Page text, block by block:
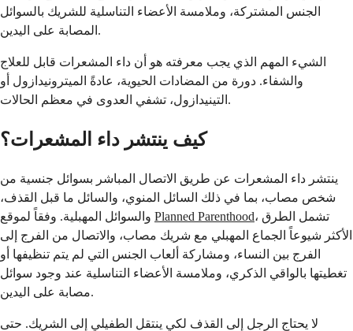
الجنس المشتركة، وملامسة الأعضاء التناسلية للشريك بالسوائل
المصابة على اليدين.
الشيء المهم الذي يجب معرفته هو أن داء المشعرات قابل للعلاج
والشفاء. دورة من المضادات الحيوية، عادةً الميترونيدازول أو
التينيدازول، تشفي العدوى في معظم الحالات.
كيف ينتشر داء المشعرات؟
ينتشر داء المشعرات عن طريق الاتصال المباشر بسوائل جنسية من
شخص مصاب، بما في ذلك السائل المنوي، والسائل ما قبل القذف،
Planned Parenthood، تشمل الطرق
الأكثر شيوعاً الجماع المهبلي مع شريك مصاب، والاتصال من الفرج إلى
الفرج بين النساء، ومشاركة ألعاب الجنس التي لم يتم تنظيفها أو
تغطيتها بالواقي الذكري، وملامسة الأعضاء التناسلية عند وجود سوائل
مصابة على اليدين.
لا يحتاج الرجل إلى القذف لكي ينتقل الطفيلي إلى الشريك. حتى